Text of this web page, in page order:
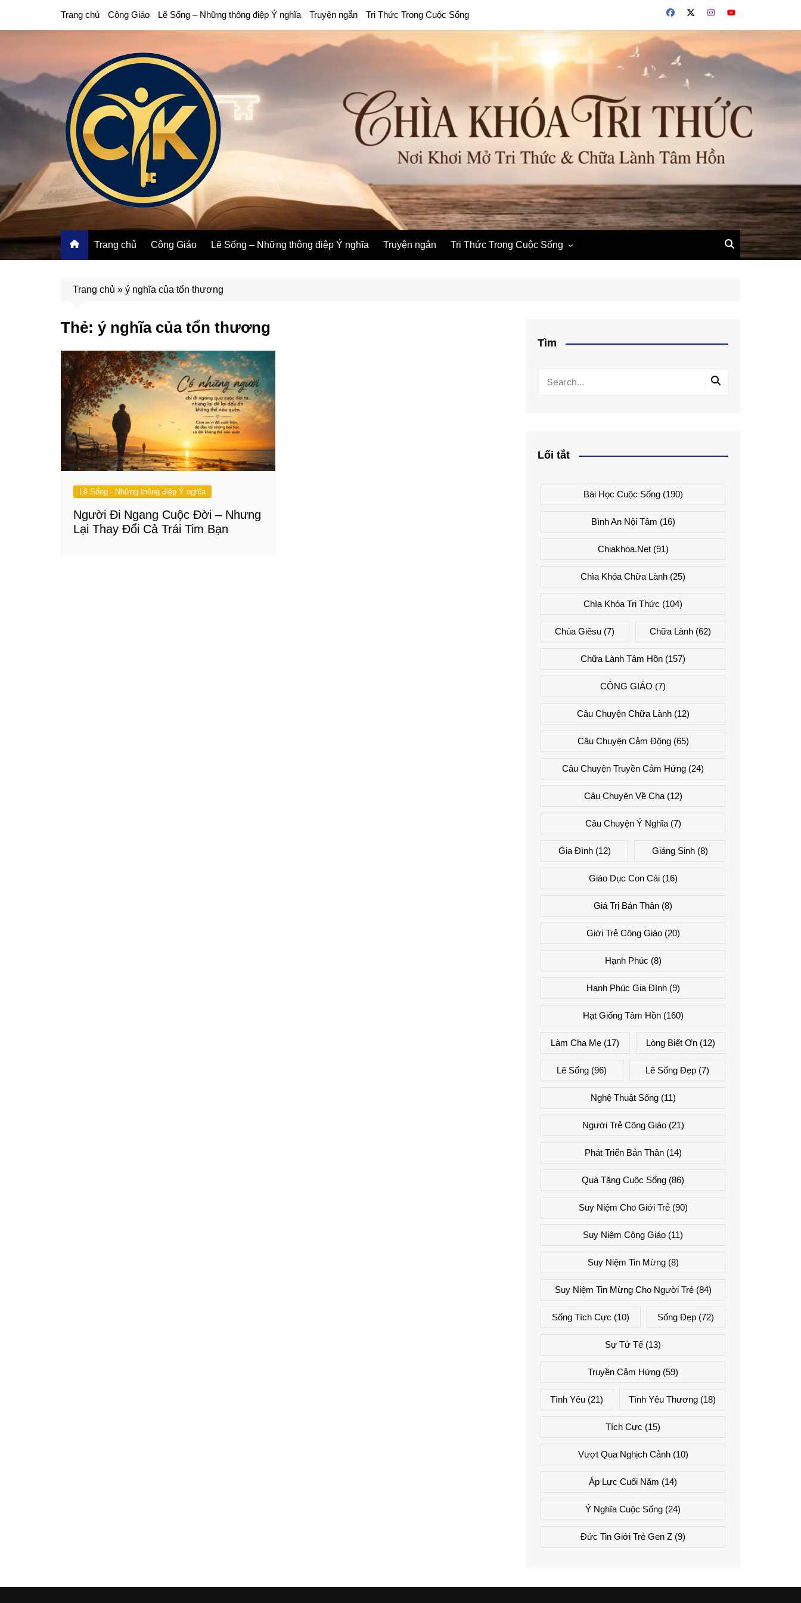
Trang chủ Công Giáo Lẽ Sống – Những thông điệp Ý nghĩa Truyện ngắn Tri Thức Trong Cuộc Sống
Trang chủ Công Giáo Lẽ Sống – Những thông điệp Ý nghĩa Truyện ngắn Tri Thức Trong Cuộc Sống
Trang chủ » ý nghĩa của tổn thương
Thẻ: ý nghĩa của tổn thương
Lẽ Sống - Những thông điệp Ý nghĩa
Người Đi Ngang Cuộc Đời – Nhưng
Lại Thay Đổi Cả Trái Tim Bạn
Tìm
Lối tắt
Bài Học Cuộc Sống(190)
Bình An Nội Tâm (16)
Chiakhoa.net(91)
Chìa Khóa Chữa Lành (25)
Chìa Khóa Tri Thức (104)
Chúa Giêsu (7) Chữa Lành(62)
Chữa Lành Tâm Hồn (157)
CÔNG GIÁO (7)
Câu Chuyện Chữa Lành(12)
Câu Chuyện Cảm Động(65)
Câu Chuyện Truyền Cảm Hứng (24)
Câu Chuyện Về Cha(12)
Câu Chuyện Ý Nghĩa(7)
Gia Đình(12) Giáng Sinh(8)
Giáo Dục Con Cái(16)
Giá Trị Bản Thân (8)
Giới Trẻ Công Giáo(20)
Hạnh Phúc (8)
Hạnh Phúc Gia Đình(9)
Hạt Giống Tâm Hồn(160)
Làm Cha Mẹ (17) Lòng Biết Ơn(12)
Lẽ Sống (96) Lẽ Sống Đẹp(7)
Nghệ Thuật Sống(11)
Người Trẻ Công Giáo(21)
Phát Triển Bản Thân(14)
Quà Tặng Cuộc Sống (86)
Suy Niệm Cho Giới Trẻ(90)
Suy Niệm Công Giáo (11)
Suy Niệm Tin Mừng(8)
Suy Niệm Tin Mừng Cho Người Trẻ(84)
Sống Tích Cực (10) Sống Đẹp (72)
Sự Tử Tế (13)
Truyền Cảm Hứng (59)
Tình Yêu (21) Tình Yêu Thương(18)
Tích Cực (15)
Vượt Qua Nghịch Cảnh(10)
Áp Lực Cuối Năm (14)
Ý Nghĩa Cuộc Sống (24)
Đức Tin Giới Trẻ Gen Z (9)